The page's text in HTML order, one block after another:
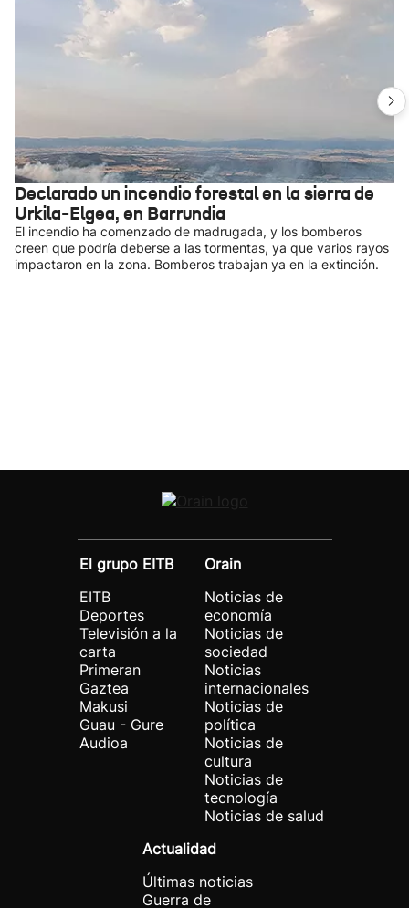
Declarado un incendio forestal en la sierra de
Urkila-Elgea, en Barrundia
El incendio ha comenzado de madrugada, y los bomberos
creen que podría deberse a las tormentas, ya que varios rayos
impactaron en la zona. Bomberos trabajan ya en la extinción.
El grupo EITB
EITB
Deportes
Televisión a la
carta
Primeran
Gaztea
Makusi
Guau - Gure
Audioa
Orain
Noticias de
economía
Noticias de
sociedad
Noticias
internacionales
Noticias de
política
Noticias de
cultura
Noticias de
tecnología
Noticias de salud
Actualidad
Últimas noticias
Guerra de